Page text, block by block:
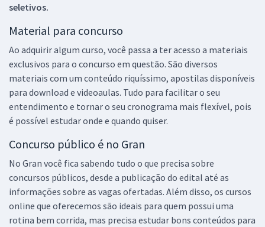
seletivos.
Material para concurso
Ao adquirir algum curso, você passa a ter acesso a materiais
exclusivos para o concurso em questão. São diversos
materiais com um conteúdo riquíssimo, apostilas disponíveis
para download e videoaulas. Tudo para facilitar o seu
entendimento e tornar o seu cronograma mais flexível, pois
é possível estudar onde e quando quiser.
Concurso público é no Gran
No Gran você fica sabendo tudo o que precisa sobre
concursos públicos, desde a publicação do edital até as
informações sobre as vagas ofertadas. Além disso, os cursos
online que oferecemos são ideais para quem possui uma
rotina bem corrida, mas precisa estudar bons conteúdos para